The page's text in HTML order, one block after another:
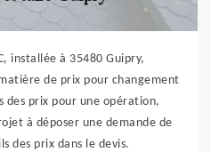
installée à 35480 Guipry,
de prix pour changement
des prix pour une opération,
à déposer une demande de
des prix dans le devis.